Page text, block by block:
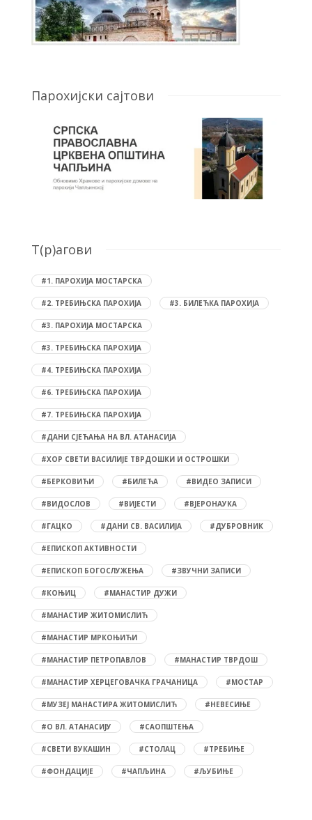
Парохијски сајтови
T(р)агови
#1. ПАРОХИЈА МОСТАРСКА
#2. ТРЕБИЊСКА ПАРОХИЈА #3. БИЛЕЋКА ПАРОХИЈА
#3. ПАРОХИЈА МОСТАРСКА
#3. ТРЕБИЊСКА ПАРОХИЈА
#4. ТРЕБИЊСКА ПАРОХИЈА
#6. ТРЕБИЊСКА ПАРОХИЈА
#7. ТРЕБИЊСКА ПАРОХИЈА
#ДАНИ СЈЕЋАЊА НА ВЛ. АТАНАСИЈА
#ХОР СВЕТИ ВАСИЛИЈЕ ТВРДОШКИ И ОСТРОШКИ
#БЕРКОВИЋИ #БИЛЕЋА #ВИДЕО ЗАПИСИ
#ВИДОСЛОВ #ВИЈЕСТИ #ВЈЕРОНАУКА
#ГАЦКО #ДАНИ СВ. ВАСИЛИЈА #ДУБРОВНИК
#ЕПИСКОП АКТИВНОСТИ
#ЕПИСКОП БОГОСЛУЖЕЊА #ЗВУЧНИ ЗАПИСИ
#КОЊИЦ #МАНАСТИР ДУЖИ
#МАНАСТИР ЖИТОМИСЛИЋ
#МАНАСТИР МРКОЊИЋИ
#МАНАСТИР ПЕТРОПАВЛОВ #МАНАСТИР ТВРДОШ
#МАНАСТИР ХЕРЦЕГОВАЧКА ГРАЧАНИЦА #МОСТАР
#МУЗЕЈ МАНАСТИРА ЖИТОМИСЛИЋ #НЕВЕСИЊЕ
#О ВЛ. АТАНАСИЈУ #САОПШТЕЊА
#СВЕТИ ВУКАШИН #СТОЛАЦ #ТРЕБИЊЕ
#ФОНДАЦИЈЕ #ЧАПЉИНА #ЉУБИЊЕ